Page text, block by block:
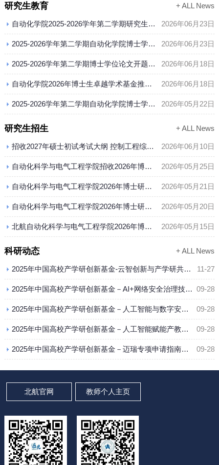
研究生教育 + ALL News
2026年06月23日
自动化学院2025-2026学年第二学期研究生课程试讲通知
2026年06月23日
2025-2026学年第二学期自动化学院博士学位论文预答辩通知（第二批）
2026年06月18日
2025-2026学年第二学期博士学位论文开题答辩分组安排（第四批）
2026年06月18日
自动化学院2026年博士生卓越学术基金推荐名单公示
2026年05月22日
2025-2026学年第二学期自动化学院博士学位论文开题通知（第四批）
研究生招生 + ALL News
2026年06月10日
招收2027年硕士初试考试大纲 控制工程综合（科目代码 833）
2026年05月25日
自动化科学与电气工程学院招收2026年博士研究生（第二批）综合考核成绩结果
2026年05月21日
自动化科学与电气工程学院2026年博士研究生(第二批）综合考核笔试成绩公示
2026年05月20日
自动化科学与电气工程学院2026年博士研究生（第二批）资格审核结果
2026年05月15日
北航自动化科学与电气工程学院2026年博士研究生开通第二批报名的通知
科研动态 + ALL News
11-27
2025年中国高校产学研创新基金-云智创新与产学研共同体专项
09-28
2025年中国高校产学研创新基金－AI+网络安全治理技术专项申请指南的通知
09-28
2025年中国高校产学研创新基金－人工智能与数字安全专项申请指南的通知
09-28
2025年中国高校产学研创新基金－人工智能赋能产教研融合创新专项申请指南的通知
09-28
2025年中国高校产学研创新基金－迈瑞专项申请指南的通知
北航官网 教师个人主页